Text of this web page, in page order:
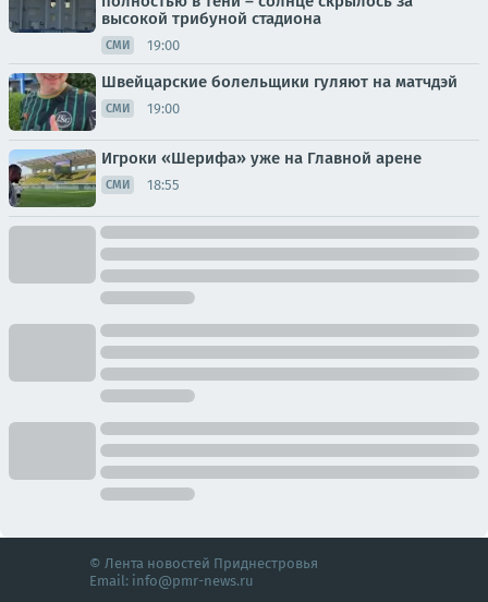
высокой трибуной стадиона
СМИ 19:00
Швейцарские болельщики гуляют на матчдэй
СМИ 19:00
Игроки «Шерифа» уже на Главной арене
СМИ 18:55
© Лента новостей Приднестровья
Email: info@pmr-news.ru